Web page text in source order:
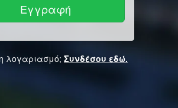
λογαριασμό; Συνδέσου εδώ.